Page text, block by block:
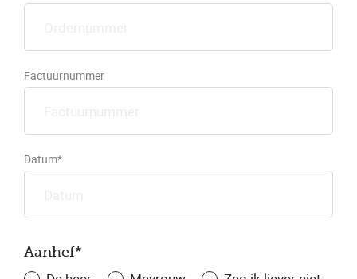
Factuurnummer
Datum*
Aanhef*